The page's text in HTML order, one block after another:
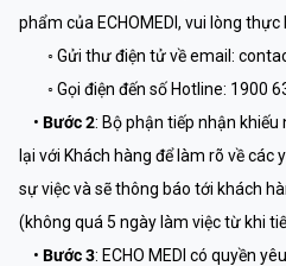
phẩm của ECHOMEDI, vui lòng thực
◦ Gửi thư điện tử về email:
◦ Gọi điện đến số Hotline: 1900
• Bước 2: Bộ phận tiếp nhận khiếu
lại với Khách hàng để làm rõ về các
sự việc và sẽ thông báo tới khách
(không quá 5 ngày làm việc từ khi
• Bước 3: ECHO MEDI có quyền